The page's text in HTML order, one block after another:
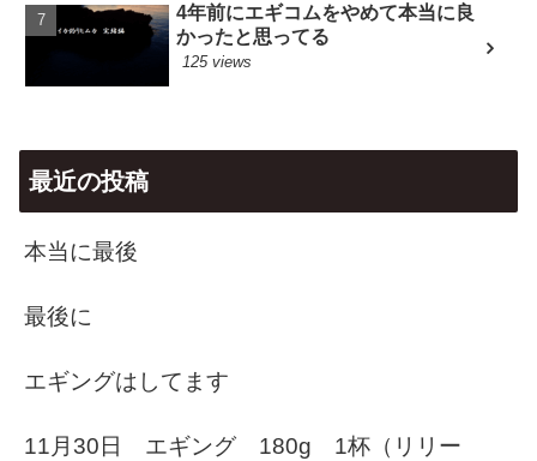
4年前にエギコムをやめて本当に良
かったと思ってる
125 views
最近の投稿
本当に最後
最後に
エギングはしてます
11月30日 エギング 180g 1杯（リリー